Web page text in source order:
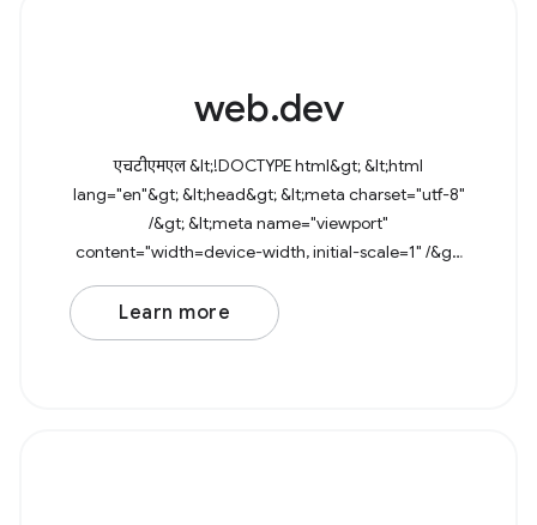
web.dev
एचटीएमएल &lt;!DOCTYPE html&gt; &lt;html
lang="en"&gt; &lt;head&gt; &lt;meta charset="utf-8"
/&gt; &lt;meta name="viewport"
content="width=device-width, initial-scale=1" /&gt;
&lt;link rel="icon" href="data:image/svg+xml,&lt;svg
Learn more